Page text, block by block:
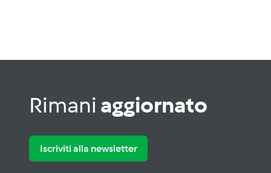
Rimani aggiornato
Iscriviti alla newsletter